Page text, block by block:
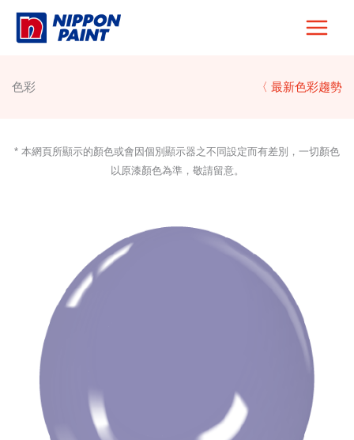
Skip
色彩 〈 最新色彩趨勢
* 本網頁所顯示的顏色或會因個別顯示器之不同設定而有差別，一切顏色
以原漆顏色為準，敬請留意。